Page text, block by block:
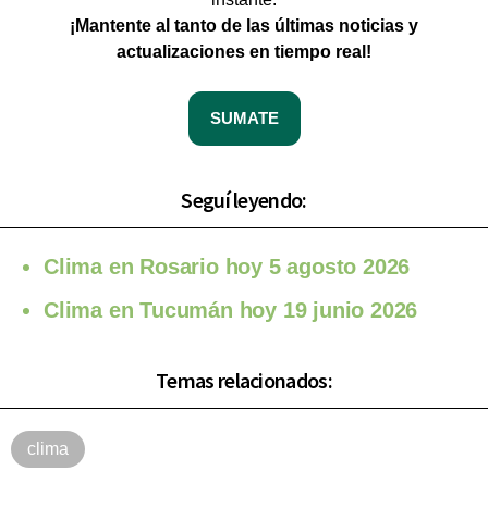
¡Mantente al tanto de las últimas noticias y
actualizaciones en tiempo real!
SUMATE
Seguí leyendo:
Clima en Rosario hoy 5 agosto 2026
Clima en Tucumán hoy 19 junio 2026
Temas relacionados:
clima